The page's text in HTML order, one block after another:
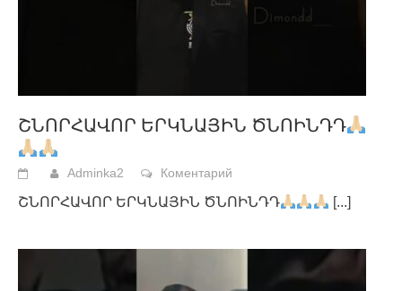
ՇՆՈՐՀԱՎՈՐ ԵՐԿՆԱՅԻՆ ԾՆՈԻՆԴԴ
Adminka2 Коментарий
ՇՆՈՐՀԱՎՈՐ ԵՐԿՆԱՅԻՆ ԾՆՈԻՆԴԴ [...]